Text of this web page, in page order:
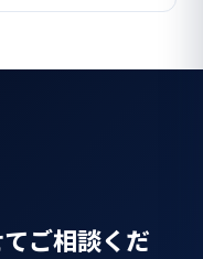
ご相談くだ